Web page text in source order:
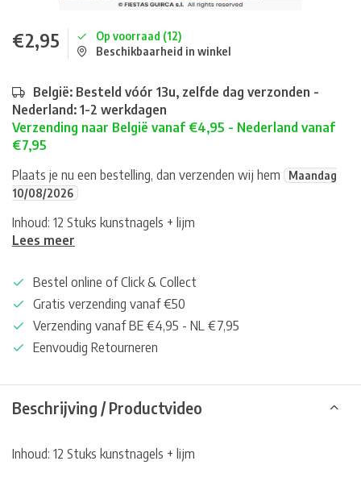
€2,95
Op voorraad (12)
Beschikbaarheid in winkel
België: Besteld vóór 13u, zelfde dag verzonden -
Nederland: 1-2 werkdagen
Verzending naar België vanaf €4,95 - Nederland vanaf
€7,95
Plaats je nu een bestelling, dan verzenden wij hem
Maandag
10/08/2026
Inhoud: 12 Stuks kunstnagels + lijm
Lees meer
Bestel online of Click & Collect
Gratis verzending vanaf €50
Verzending vanaf BE €4,95 - NL €7,95
Eenvoudig Retourneren
Beschrijving / Productvideo
Inhoud: 12 Stuks kunstnagels + lijm